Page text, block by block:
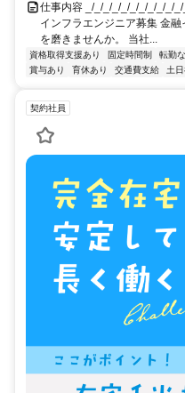
仕事内容 _/_/_/_/_/_/_/_/_/_/
インフラエンジニア募集 金
を磨きませんか。 当社...
資格取得支援あり 固定時間制 転勤
賞与あり
育休あり 交通費支給 土
契約社員